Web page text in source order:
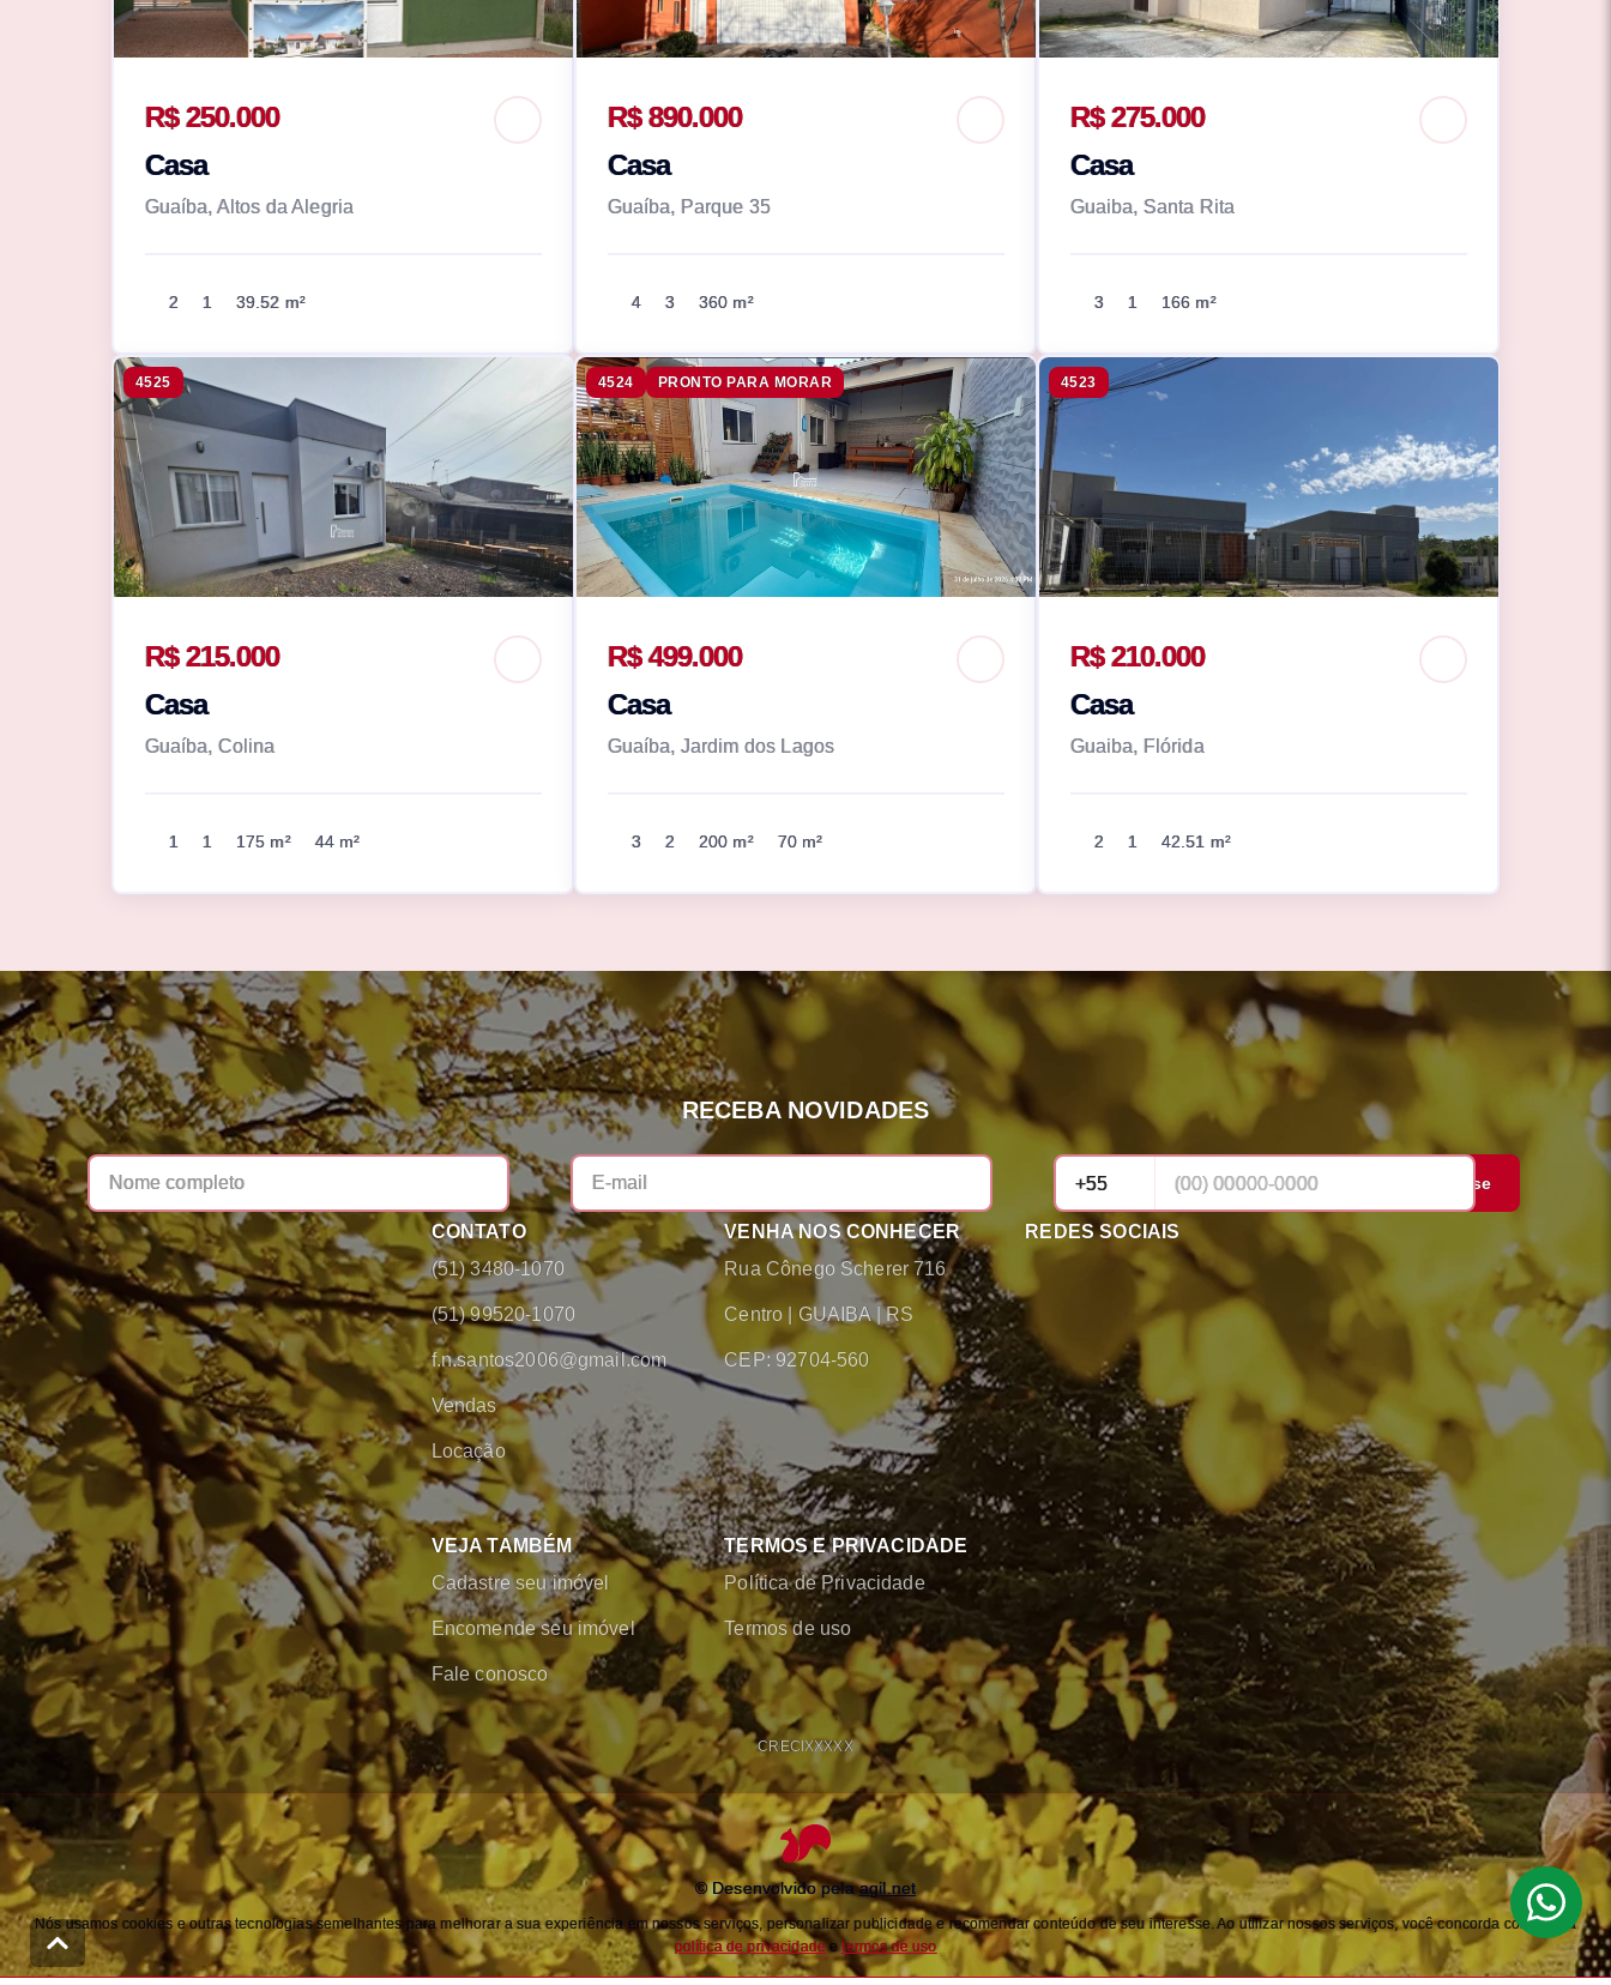
R$ 250.000
Casa
Guaíba, Altos da Alegria
2 1 39.52 m²
R$ 890.000
Casa
Guaíba, Parque 35
4 3 360 m²
R$ 275.000
Casa
Guaiba, Santa Rita
3 1 166 m²
4525
R$ 215.000
Casa
Guaíba, Colina
1 1 175 m² 44 m²
4524 PRONTO PARA MORAR
R$ 499.000
Casa
Guaíba, Jardim dos Lagos
3 2 200 m² 70 m²
4523
R$ 210.000
Casa
Guaiba, Flórida
2 1 42.51 m²
RECEBA NOVIDADES
Cadastrar-se
CONTATO
(51) 3480-1070
(51) 99520-1070
f.n.santos2006@gmail.com
Vendas
Locação
VENHA NOS CONHECER
Rua Cônego Scherer 716
Centro GUAIBA |RS
CEP: 92704-560
REDES SOCIAIS
VEJA TAMBÉM
Cadastre seu imóvel
Encomende seu imóvel
Fale conosco
TERMOS E PRIVACIDADE
Política de Privacidade
Termos de uso
CRECI XXXXX
© Desenvolvido pelaagil.net
Nós usamos cookies e outras tecnologias semelhantes para melhorar a sua experiência em nossos serviços, personalizar publicidade e recomendar conteúdo de seu interesse. Ao utilizar nossos serviços, você concorda com nossa
política de privacidadeetermos de uso